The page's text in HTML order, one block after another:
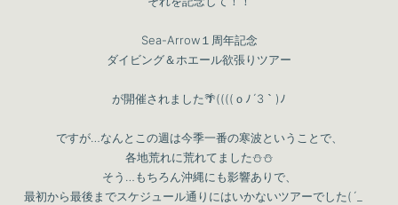
Sea-Arrow１周年記念
ダイビング＆ホエール欲張りツアー
が開催されました🌴((((ｏﾉ´3｀)ﾉ
ですが…なんとこの週は今季一番の寒波ということで、
各地荒れに荒れてました⛄⛄
そう…もちろん沖縄にも影響ありで、
最初から最後までスケジュール通りにはいかないツアーでした(´_ゝ